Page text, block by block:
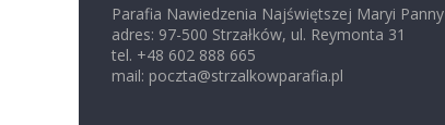
Parafia Nawiedzenia Najświętszej Maryi Panny
adres: 97-500 Strzałków, ul. Reymonta 31
tel. +48 602 888 665
mail: poczta@strzalkowparafia.pl